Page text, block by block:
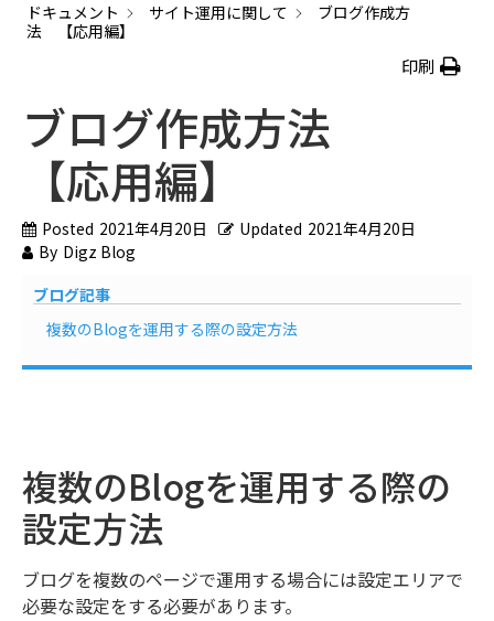
ドキュメント
サイト運用に関して
ブログ作成方
法 【応用編】
印刷
ブログ作成方法
【応用編】
Posted 2021年4月20日 Updated 2021年4月20日
By Digz Blog
ブログ記事
複数のBlogを運用する際の設定方法
複数のBlogを運用する際の
設定方法
ブログを複数のページで運用する場合には設定エリアで
必要な設定をする必要があります。